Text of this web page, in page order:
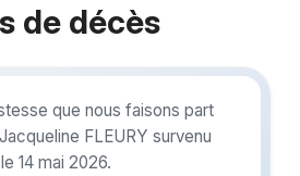
de décès
que nous faisons part
FLEURY survenu
le 14 mai 2026.